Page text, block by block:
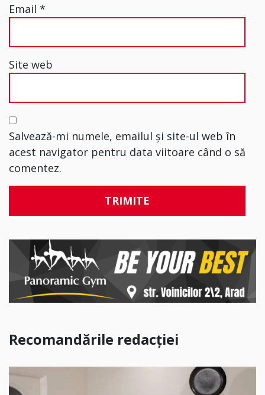
Email *
Site web
Salvează-mi numele, emailul și site-ul web în
acest navigator pentru data viitoare când o să
comentez.
Recomandările redacției